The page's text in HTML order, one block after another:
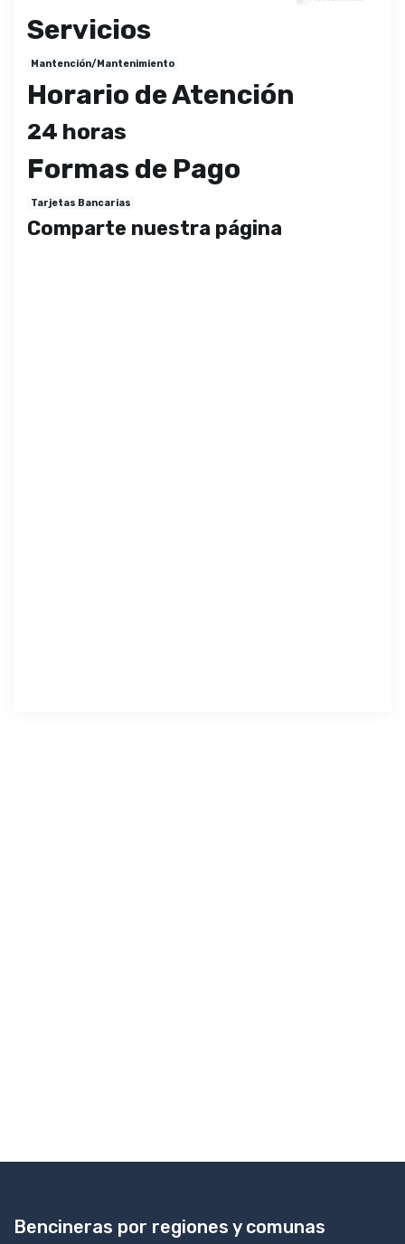
Servicios
Mantención/Mantenimiento
Horario de Atención
24 horas
Formas de Pago
Tarjetas Bancarias
Comparte nuestra página
Bencineras por regiones y comunas